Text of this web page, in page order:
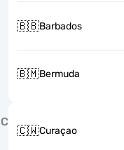
🇧🇧Barbados
🇧🇲Bermuda
C
🇨🇼Curaçao